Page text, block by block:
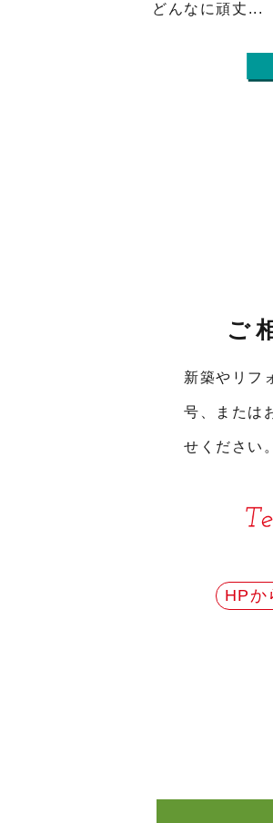
どんなに頑丈...
ご
新築やリフ
号、または
せください。
HPか